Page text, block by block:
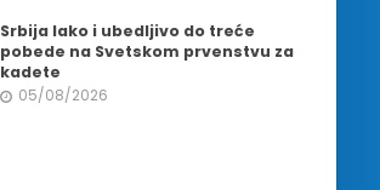
Srbija lako i ubedljivo do treće
pobede na Svetskom prvenstvu za
kadete
05/08/2026